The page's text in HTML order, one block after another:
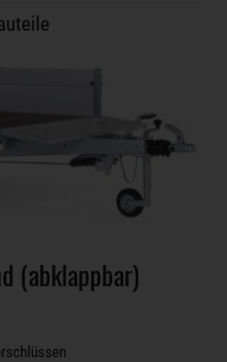
(abklappbar)